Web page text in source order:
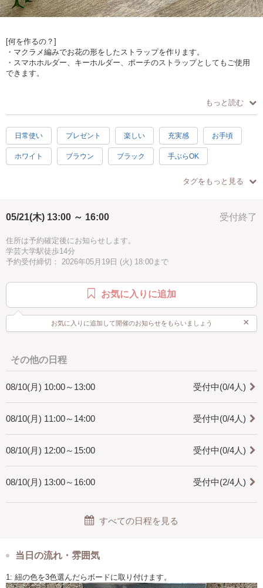
[何を作るの？]
・マクラメ編みでお花の形をしたストラップを作ります。
・スマホホルダー、キーホルダー、ポーチのストラップとしてもご使用
できます。
・平結び、輪結び、タッチング結び、まとめ結びが学べます。
[作品仕様]
・約 L.30センチ W.3センチ
・ロープの色が選べます。（時期により色は異なります）
[どんな人が対象?]
[所要時間]
・2.5時間にしていますが、個人差がありますので2.5時間以上かかること
時間に余裕をもってお越しください。
[是非知ってほしい]
・マクラメ編みは手で紐を結びデザインを作り出すことの出来る技法で
是非体験してみてください。
もっと読む
日常使い プレゼント 楽しい 充実感 お手頃
ホワイト ブラウン ブラック 手ぶらOK
ピンク
ブルー グレー 中級
タグをもっと見る
受付終了
05/21(木) 13:00 ～ 16:00
住所は予約確定後にお知らせします。
学芸大学駅徒歩14分
予約受付締切： 2026年05月19日 (火) 18:00まで
お気に入りに追加
お気に入りに追加して開催のお知らせをもらいましょう ×
その他の日程
受付中(0/4人)
08/10(月) 10:00～13:00
受付中(0/4人)
08/10(月) 11:00～14:00
受付中(0/4人)
08/10(月) 12:00～15:00
受付中(2/4人)
08/10(月) 13:00～16:00
すべての日程を見る
当日の流れ・雰囲気
1: 紐の色を3色選んだらボードに取り付けます。